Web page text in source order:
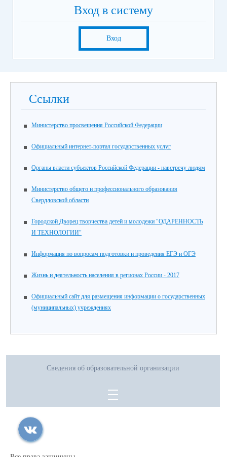
Вход в систему
Вход
Ссылки
Министерство просвещения Российской Федерации
Официальный интернет-портал государственных услуг
Органы власти субъектов Российской Федерации - навстречу людям
Министерство общего и профессионального образования
Свердловской области
Городской Дворец творчества детей и молодежи "ОДАРЕННОСТЬ
И ТЕХНОЛОГИИ"
Информация по вопросам подготовки и проведения ЕГЭ и ОГЭ
Жизнь и деятельность населения в регионах России - 2017
Официальный сайт для размещения информации о государственных
(муниципальных) учреждениях
Сведения об образовательной организации